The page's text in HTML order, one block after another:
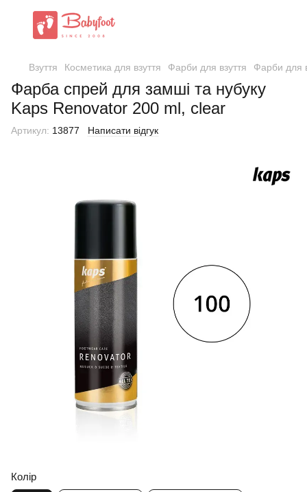
Взуття Косметика для взуття Фарби для взуття Фарби для
Фарба спрей для замші та нубуку
Kaps Renovator 200 ml, clear
Артикул: 13877 Написати відгук
Колір